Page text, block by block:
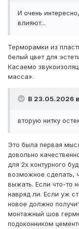
И очень
влияют...
Терморамки из
белый цвет для
Касаемо
масса».
В 23.05.2026 в
вторую нитку
Это была первая
довольно
для 2х контурного
возможное сделать,
выжать. Если что-то
навряд ли. Если уж
новое должно
монтажный шов
подоконником